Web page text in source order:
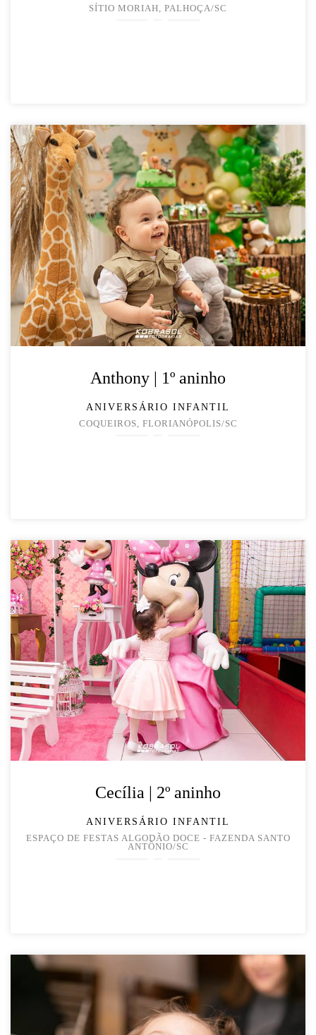
SÍTIO MORIAH, PALHOÇA/SC
Anthony | 1º aninho
ANIVERSÁRIO INFANTIL
COQUEIROS, FLORIANÓPOLIS/SC
Cecília | 2º aninho
ANIVERSÁRIO INFANTIL
ESPAÇO DE FESTAS ALGODÃO DOCE - FAZENDA SANTO
ANTÔNIO/SC